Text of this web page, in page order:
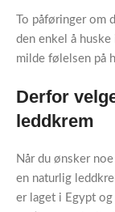
To påføringer om
den enkel å
milde følelsen på
Derfor
leddkrem
Når du ønsker
en naturlig
er laget i Egypt